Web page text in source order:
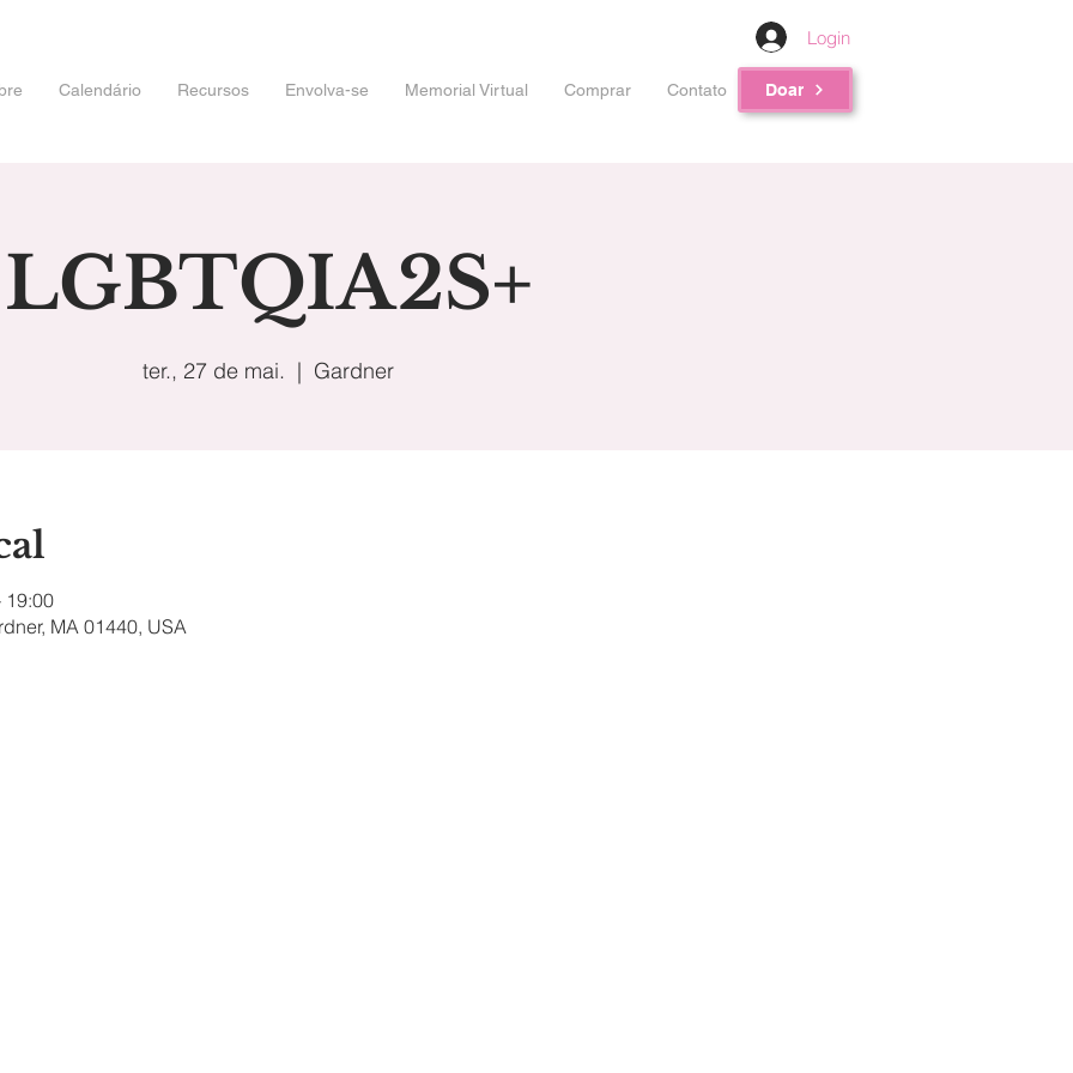
Login
Calendário Recursos Envolva-se Memorial Virtual Comprar Contato Doar
LGBTQIA2S+
ter., 27 de mai.
  |
Gardner
19:00
MA 01440, USA